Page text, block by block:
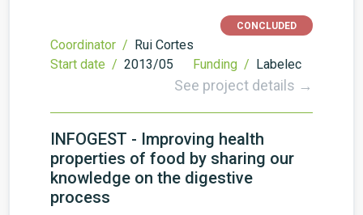
CONCLUDED
Coordinator / Rui Cortes
Start date / 2013/05 Funding / Labelec
See project details →
INFOGEST - Improving health
properties of food by sharing our
knowledge on the digestive
process